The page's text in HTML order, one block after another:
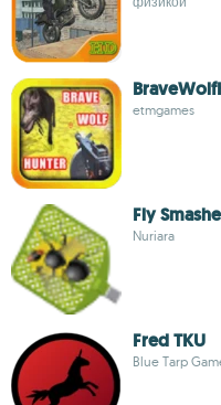
etmgames
Fly
Nuriara
Fred TKU
Blue Tarp